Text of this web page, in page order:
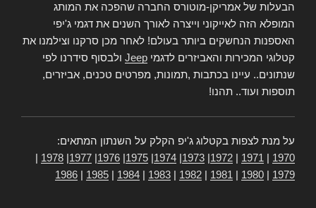
הבעלות של אמריקן-מוטורס החברה שהפכה את המותג
המופלא הזה לאייקוני וייצרה לאורך השנים את דגמי ג'יפי
האספנות הנחשקים ביותר בעולם! לאחר מכן סרקנו וצילמנו את
קטלוגי המכירות והאביזרים לדגמי Jeep ולבסוף סידרנו לפי
שנתונים.. עיינו בכתבות ,תמונות, מפרטים טכנים, אביזרים,
תוספות ועוד.. תהנו!
על מנת לצפות בקטלוג ג'יפ הקלק על השנתון המתאים:
1970
1971
1972
1973
1974
1975
1976
1977
1978
1979
1980
1981
1982
1983
1984
1985
1986